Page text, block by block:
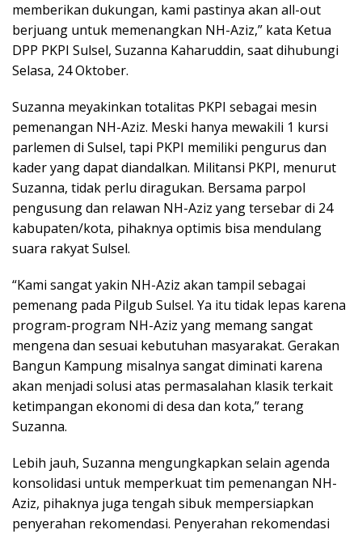
memberikan dukungan, kami pastinya akan all-out
berjuang untuk memenangkan NH-Aziz,” kata Ketua
DPP PKPI Sulsel, Suzanna Kaharuddin, saat dihubungi
Selasa, 24 Oktober.
Suzanna meyakinkan totalitas PKPI sebagai mesin
pemenangan NH-Aziz. Meski hanya mewakili 1 kursi
parlemen di Sulsel, tapi PKPI memiliki pengurus dan
kader yang dapat diandalkan. Militansi PKPI, menurut
Suzanna, tidak perlu diragukan. Bersama parpol
pengusung dan relawan NH-Aziz yang tersebar di 24
kabupaten/kota, pihaknya optimis bisa mendulang
suara rakyat Sulsel.
“Kami sangat yakin NH-Aziz akan tampil sebagai
pemenang pada Pilgub Sulsel. Ya itu tidak lepas karena
program-program NH-Aziz yang memang sangat
mengena dan sesuai kebutuhan masyarakat. Gerakan
Bangun Kampung misalnya sangat diminati karena
akan menjadi solusi atas permasalahan klasik terkait
ketimpangan ekonomi di desa dan kota,” terang
Suzanna.
Lebih jauh, Suzanna mengungkapkan selain agenda
konsolidasi untuk memperkuat tim pemenangan NH-
Aziz, pihaknya juga tengah sibuk mempersiapkan
penyerahan rekomendasi. Penyerahan rekomendasi